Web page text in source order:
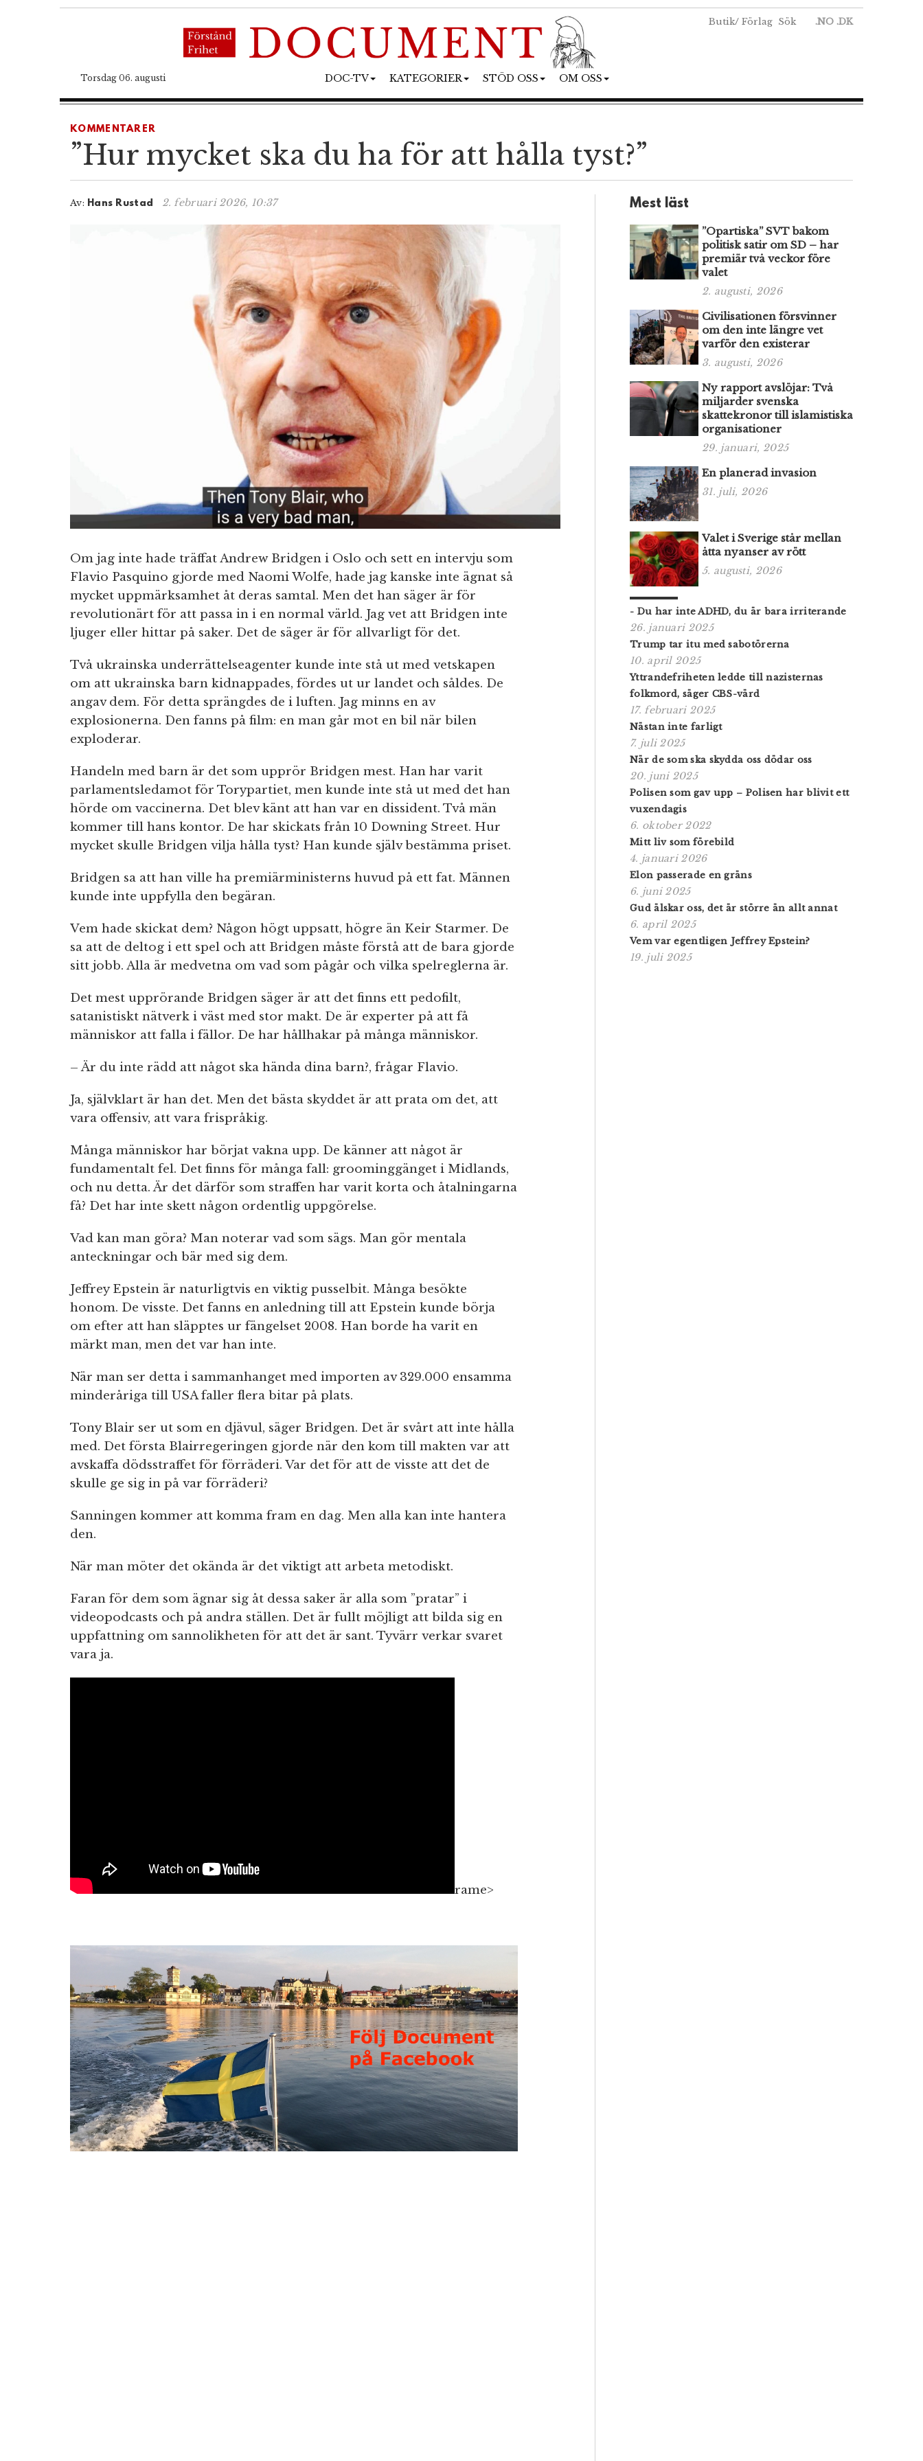
Butik/ Förlag Sök .NO .DK
Torsdag 06. augusti DOC-TV KATEGORIER STÖD OSS OM OSS
KOMMENTARER
”Hur mycket ska du ha för att hålla tyst?”
Av: Hans Rustad 2. februari 2026, 10:37
Om jag inte hade träffat Andrew Bridgen i Oslo och sett en intervju som
Flavio Pasquino gjorde med Naomi Wolfe, hade jag kanske inte ägnat så
mycket uppmärksamhet åt deras samtal. Men det han säger är för
revolutionärt för att passa in i en normal värld. Jag vet att Bridgen inte
ljuger eller hittar på saker. Det de säger är för allvarligt för det.
Två ukrainska underrättelseagenter kunde inte stå ut med vetskapen
om att ukrainska barn kidnappades, fördes ut ur landet och såldes. De
angav dem. För detta sprängdes de i luften. Jag minns en av
explosionerna. Den fanns på film: en man går mot en bil när bilen
exploderar.
Handeln med barn är det som upprör Bridgen mest. Han har varit
parlamentsledamot för Torypartiet, men kunde inte stå ut med det han
hörde om vaccinerna. Det blev känt att han var en dissident. Två män
kommer till hans kontor. De har skickats från 10 Downing Street. Hur
mycket skulle Bridgen vilja hålla tyst? Han kunde själv bestämma priset.
Bridgen sa att han ville ha premiärministerns huvud på ett fat. Männen
kunde inte uppfylla den begäran.
Vem hade skickat dem? Någon högt uppsatt, högre än Keir Starmer. De
sa att de deltog i ett spel och att Bridgen måste förstå att de bara gjorde
sitt jobb. Alla är medvetna om vad som pågår och vilka spelreglerna är.
Det mest upprörande Bridgen säger är att det finns ett pedofilt,
satanistiskt nätverk i väst med stor makt. De är experter på att få
människor att falla i fällor. De har hållhakar på många människor.
– Är du inte rädd att något ska hända dina barn?, frågar Flavio.
Ja, självklart är han det. Men det bästa skyddet är att prata om det, att
vara offensiv, att vara frispråkig.
Många människor har börjat vakna upp. De känner att något är
fundamentalt fel. Det finns för många fall: groominggänget i Midlands,
och nu detta. Är det därför som straffen har varit korta och åtalningarna
få? Det har inte skett någon ordentlig uppgörelse.
Vad kan man göra? Man noterar vad som sägs. Man gör mentala
anteckningar och bär med sig dem.
Jeffrey Epstein är naturligtvis en viktig pusselbit. Många besökte
honom. De visste. Det fanns en anledning till att Epstein kunde börja
om efter att han släpptes ur fängelset 2008. Han borde ha varit en
märkt man, men det var han inte.
När man ser detta i sammanhanget med importen av 329.000 ensamma
minderåriga till USA faller flera bitar på plats.
Tony Blair ser ut som en djävul, säger Bridgen. Det är svårt att inte hålla
med. Det första Blairregeringen gjorde när den kom till makten var att
avskaffa dödsstraffet för förräderi. Var det för att de visste att det de
skulle ge sig in på var förräderi?
Sanningen kommer att komma fram en dag. Men alla kan inte hantera
den.
När man möter det okända är det viktigt att arbeta metodiskt.
Faran för dem som ägnar sig åt dessa saker är alla som ”pratar” i
videopodcasts och på andra ställen. Det är fullt möjligt att bilda sig en
uppfattning om sannolikheten för att det är sant. Tyvärr verkar svaret
vara ja.
rame>
Mest läst
”Opartiska” SVT bakom
politisk satir om SD – har
premiär två veckor före
valet
2. augusti, 2026
Civilisationen försvinner
om den inte längre vet
varför den existerar
3. augusti, 2026
Ny rapport avslöjar: Två
miljarder svenska
skattekronor till islamistiska
organisationer
29. januari, 2025
En planerad invasion
31. juli, 2026
Valet i Sverige står mellan
åtta nyanser av rött
5. augusti, 2026
- Du har inte ADHD, du är bara irriterande
26. januari 2025
Trump tar itu med sabotörerna
10. april 2025
Yttrandefriheten ledde till nazisternas
folkmord, säger CBS-värd
17. februari 2025
Nästan inte farligt
7. juli 2025
När de som ska skydda oss dödar oss
20. juni 2025
Polisen som gav upp – Polisen har blivit ett
vuxendagis
6. oktober 2022
Mitt liv som förebild
4. januari 2026
Elon passerade en gräns
6. juni 2025
Gud älskar oss, det är större än allt annat
6. april 2025
Vem var egentligen Jeffrey Epstein?
19. juli 2025